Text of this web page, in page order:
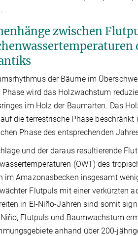
zwischen
der Bäume im
wird das Holzwachstum
im Holz der Baumarten. Das
die terrestrische Phase
Phase des entsprechenden
und der daraus resultierende
(OWT) des
im Amazonasbecken insgesamt
Flutpuls mit einer verkürzten
in El-Niño-Jahren sind somit
Flutpuls und Baumwachstum
anhand über 200-